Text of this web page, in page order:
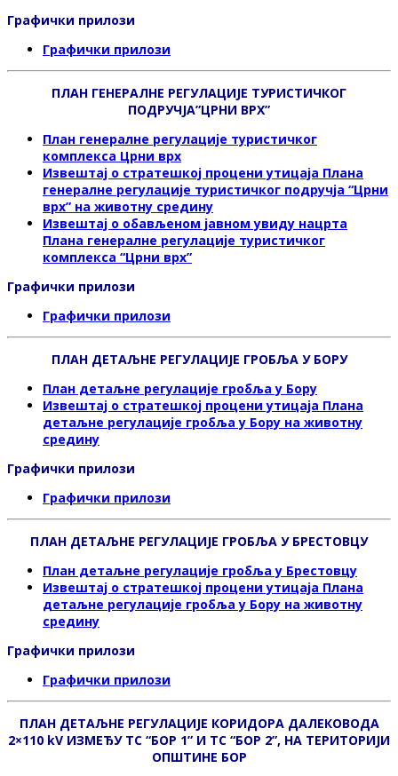
Графички прилози
Графички прилози
ПЛАН ГЕНЕРАЛНЕ РЕГУЛАЦИЈЕ ТУРИСТИЧКОГ
ПОДРУЧЈА”ЦРНИ ВРХ”
План генералне регулације туристичког
комплекса Црни врх
Извештај о стратешкој процени утицаја Плана
генералне регулације туристичког подручја “Црни
врх” на животну средину
Извештај о обављeном јавном увиду нацрта
Плана генералне регулације туристичког
комплекса “Црни врх”
Графички прилози
Графички прилози
ПЛАН ДЕТАЉНЕ РЕГУЛАЦИЈЕ ГРОБЉА У БОРУ
План детаљне регулације гробља у Бору
Извештај о стратешкој процени утицаја Плана
детаљне регулације гробља у Бору на животну
средину
Графички прилози
Графички прилози
ПЛАН ДЕТАЉНЕ РЕГУЛАЦИЈЕ ГРОБЉА У БРЕСТОВЦУ
План детаљне регулације гробља у Брестовцу
Извештај о стратешкој процени утицаја Плана
детаљне регулације гробља у Бору на животну
средину
Графички прилози
Графички прилози
ПЛАН ДЕТАЉНЕ РЕГУЛАЦИЈЕ КОРИДОРА ДАЛЕКОВОДА
2×110 kV ИЗМЕЂУ ТС “БОР 1” И ТС “БОР 2”, НА ТЕРИТОРИЈИ
ОПШТИНЕ БОР